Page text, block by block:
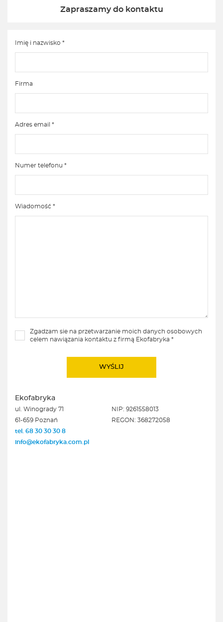
Zapraszamy do kontaktu
Imię i nazwisko *
Firma
Adres email *
Numer telefonu *
Wiadomość *
Zgadzam sie na przetwarzanie moich danych osobowych
celem nawiązania kontaktu z firmą Ekofabryka *
Ekofabryka
ul. Winogrady 71
61-659 Poznań
tel. 68 30 30 30 8
info@ekofabryka.com.pl
NIP: 9261558013
REGON: 368272058